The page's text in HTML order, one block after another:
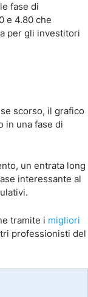
fase di
e 4.80 che
per gli investitori
scorso, il grafico
in una fase di
un entrata long
interessante al
tramite i migliori
professionisti del